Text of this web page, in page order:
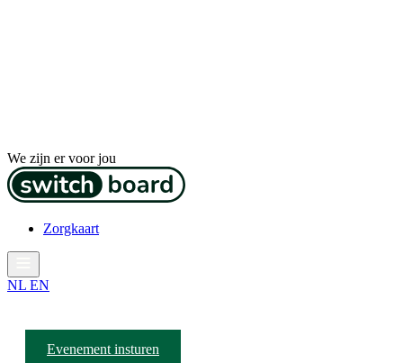
We zijn er voor jou
Zorgkaart
NL EN
Evenement insturen